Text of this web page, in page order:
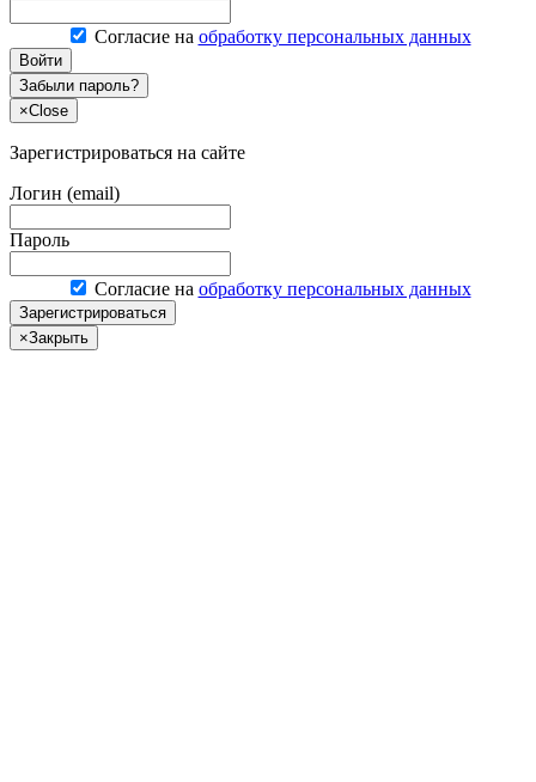
Согласие на обработку персональных данных
Войти
Забыли пароль?
×Close
Зарегистрироваться на сайте
Логин (email)
Пароль
Согласие на обработку персональных данных
Зарегистрироваться
×Закрыть